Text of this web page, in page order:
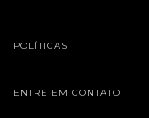
POLÍTICAS
ENTRE EM CONTATO